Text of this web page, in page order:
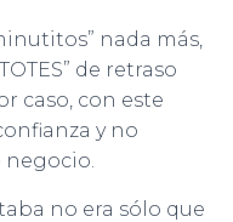
nada más,
de retraso
caso, con este
y no
negocio.
no era sólo que